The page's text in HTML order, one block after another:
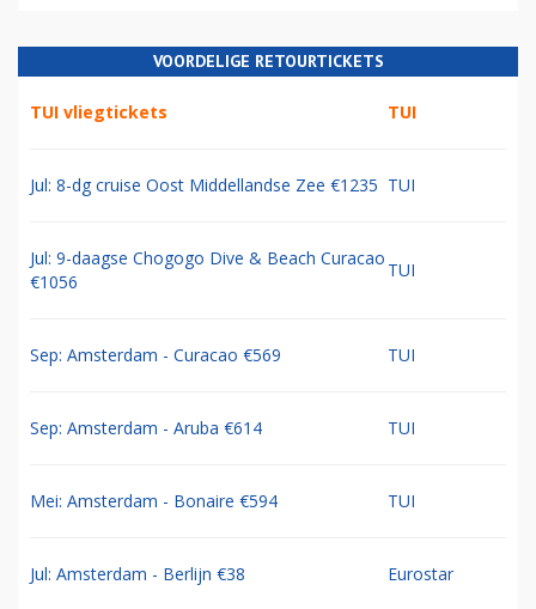
VOORDELIGE RETOURTICKETS
TUI vliegtickets TUI
Jul: 8-dg cruise Oost Middellandse Zee €1235 TUI
Jul: 9-daagse Chogogo Dive & Beach Curacao
€1056
TUI
Sep: Amsterdam - Curacao €569 TUI
Sep: Amsterdam - Aruba €614 TUI
Mei: Amsterdam - Bonaire €594 TUI
Jul: Amsterdam - Berlijn €38 Eurostar